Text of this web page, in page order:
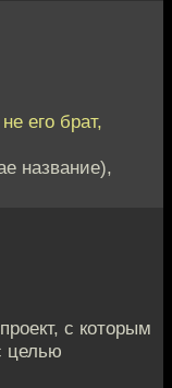
его брат,
название),
с которым
целью